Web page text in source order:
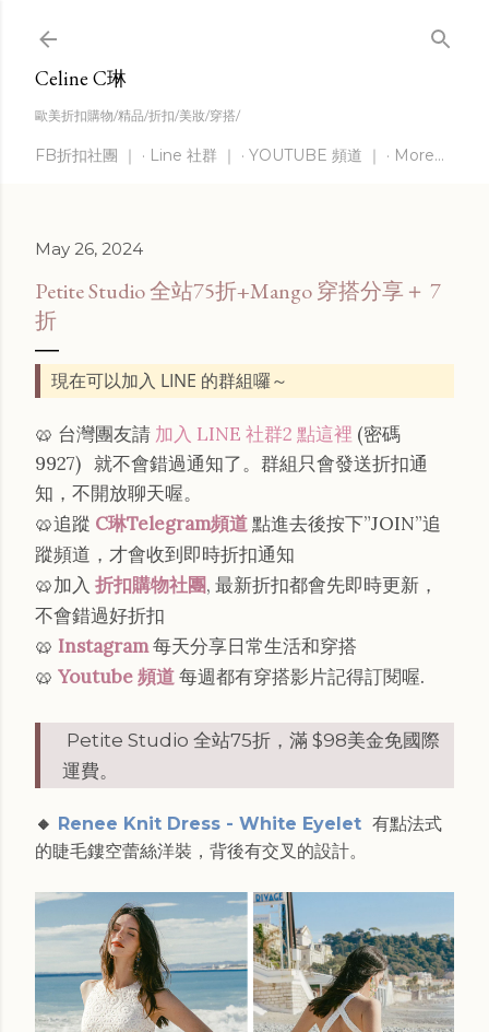
Celine C琳
歐美折扣購物/精品/折扣/美妝/穿搭/
FB折扣社團 ｜ Line 社群 ｜ YOUTUBE 頻道 ｜ More…
May 26, 2024
Petite Studio 全站75折+Mango 穿搭分享＋ 7
折
現在可以加入 LINE 的群組囉～
🥨 台灣團友請 加入 LINE 社群2 點這裡 (密碼
9927) 就不會錯過通知了。群組只會發送折扣通
知，不開放聊天喔。
🥨追蹤 C琳Telegram頻道點進去後按下”JOIN”追
蹤頻道，才會收到即時折扣通知
🥨加入 折扣購物社團, 最新折扣都會先即時更新，
不會錯過好折扣
🥨 Instagram每天分享日常生活和穿搭
🥨 Youtube 頻道每週都有穿搭影片記得訂閱喔.
Petite Studio 全站75折，滿 $98美金免國際
運費。
🔸 Renee Knit Dress - White Eyelet 有點法式
的睫毛鏤空蕾絲洋裝，背後有交叉的設計。